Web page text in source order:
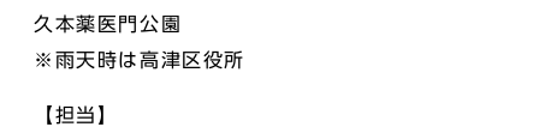
久本薬医門公園
※雨天時は高津区役所
【担当】